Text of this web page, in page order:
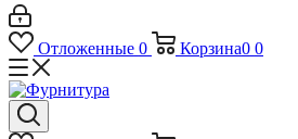
Отложенные 0 Корзина0 0